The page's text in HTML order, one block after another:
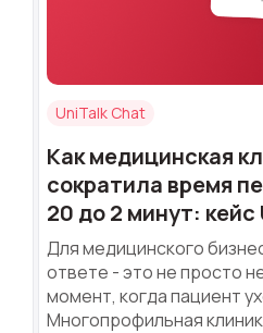
UniTalk Chat
Как медицинская
сократила время
20 до 2 минут:
Для медицинского
ответе - это не просто
момент, когда пациент
Многопрофильная